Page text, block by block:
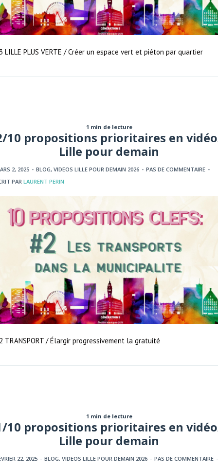
LILLE PLUS VERTE / Créer un espace vert et piéton par quartier
1 min de lecture
10 propositions prioritaires en
Lille pour demain
2, 2025 - BLOG, VIDEOS LILLE POUR DEMAIN 2026 - PAS DE COMMENTAIRE -
PARLAURENT PERIN
TRANSPORT / Élargir progressivement la gratuité
1 min de lecture
10 propositions prioritaires en
Lille pour demain
22, 2025 - BLOG, VIDEOS LILLE POUR DEMAIN 2026 - PAS DE COMMENTAIRE -